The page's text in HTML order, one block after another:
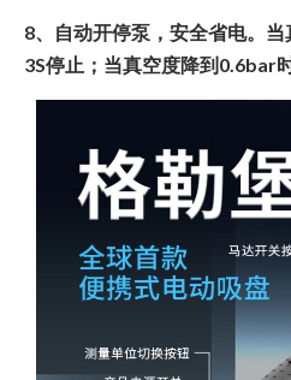
8、自动开停泵，安全省电。
3S停止；当真空度降到0.6bar